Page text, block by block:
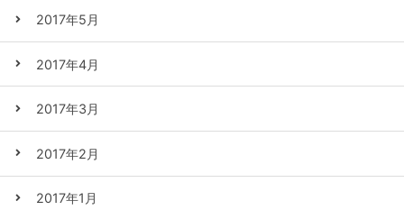
2017年5月
2017年4月
2017年3月
2017年2月
2017年1月